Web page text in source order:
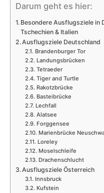
Darum geht es hier:
Besondere Ausflugsziele in
Tschechien & Italien
Ausflugsziele Deutschland
Brandenburger Tor
Landungsbrücken
Tetraeder
Tiger and Turtle
Rakotzbrücke
Basteibrücke
Lechfall
Alatsee
Forggensee
Marienbrücke
Loreley
Moselschleife
Drachenschlucht
Ausflugsziele Österreich
Innsbruck
Kufstein